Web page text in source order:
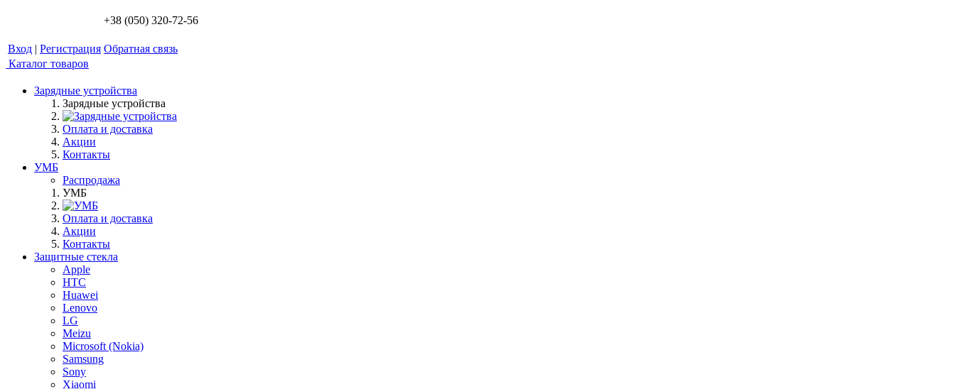
+38 (050) 320-72-56
Вход | Регистрация Обратная связь
Каталог товаров
Зарядные устройства
Зарядные устройства
Оплата и доставка
Акции
Контакты
УМБ
Распродажа
УМБ
Оплата и доставка
Акции
Контакты
Защитные стекла
Apple
HTC
Huawei
Lenovo
LG
Meizu
Microsoft (Nokia)
Samsung
Sony
Xiaomi